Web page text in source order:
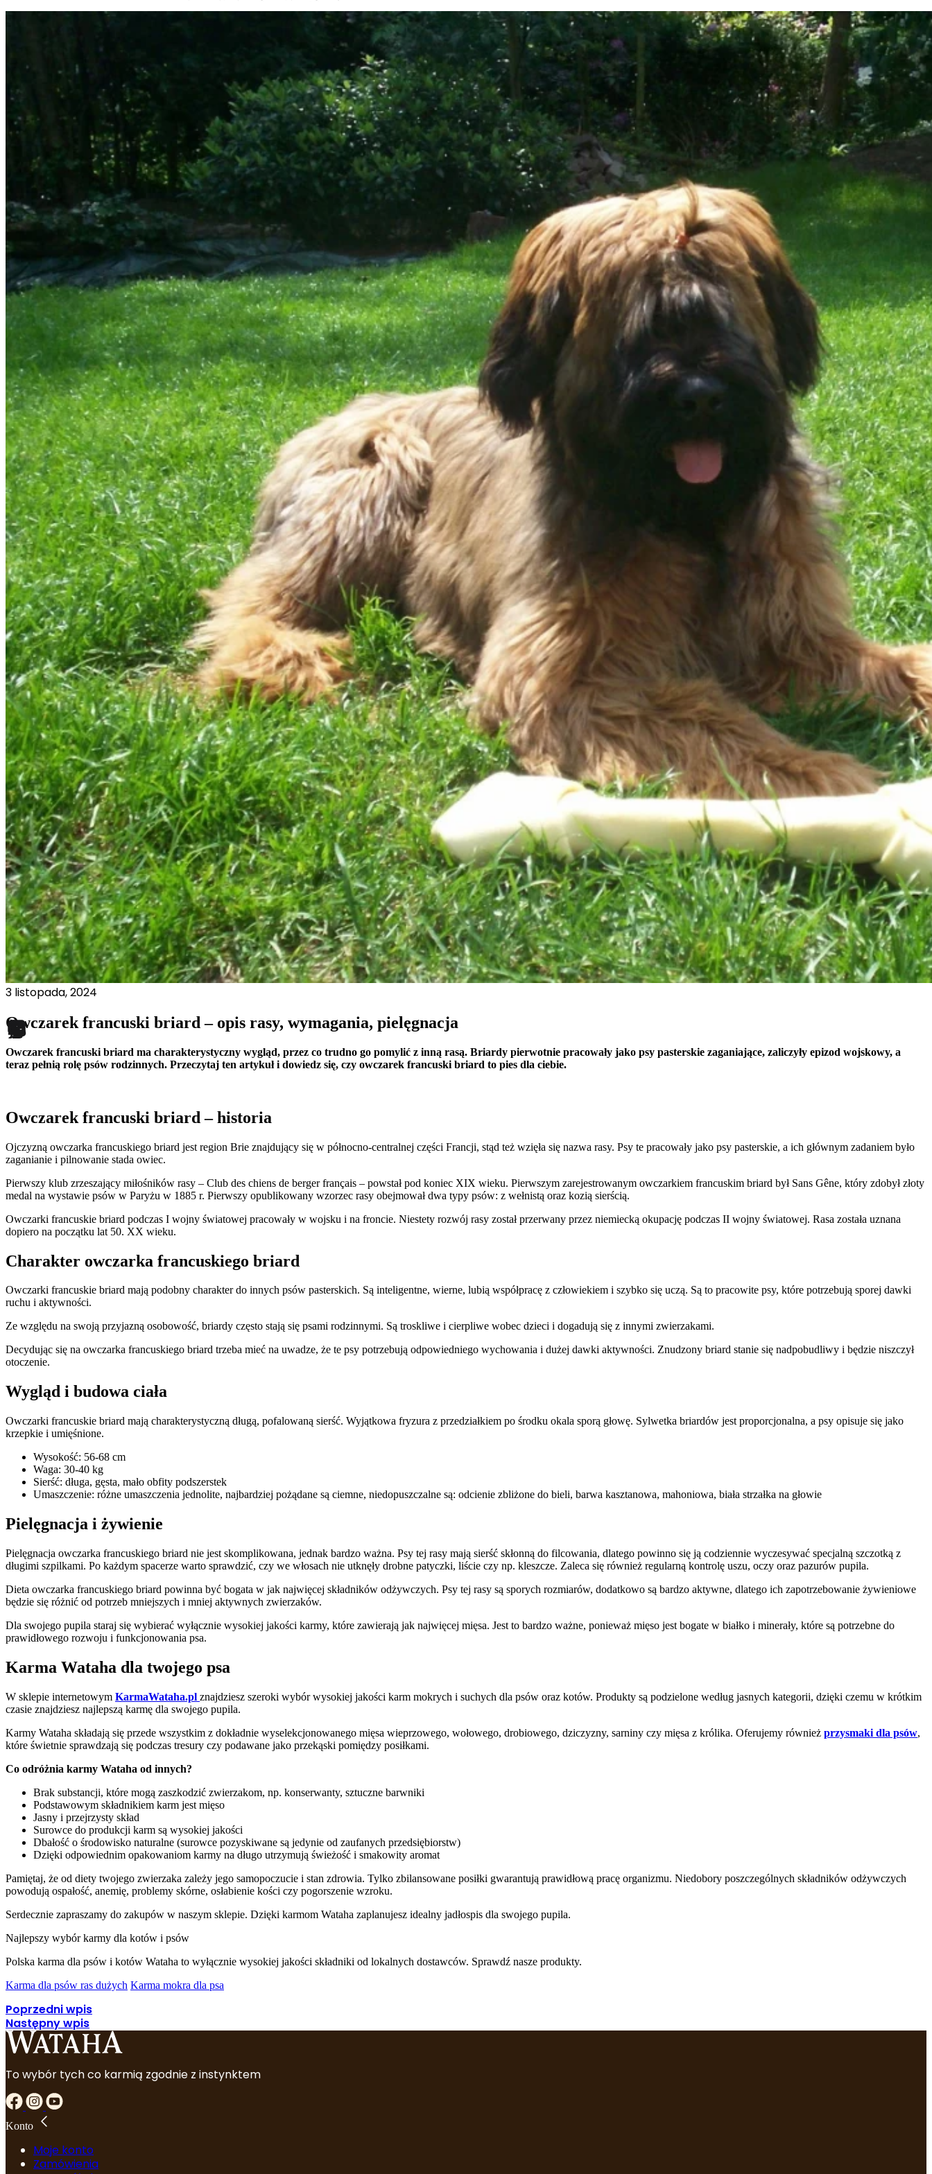
3 listopada, 2024
Owczarek francuski briard – opis rasy, wymagania, pielęgnacja
Owczarek francuski briard ma charakterystyczny wygląd, przez co trudno go pomylić z inną rasą. Briardy pierwotnie pracowały jako psy pasterskie zaganiające, zaliczyły epizod wojskowy, a
teraz pełnią rolę psów rodzinnych. Przeczytaj ten artykuł i dowiedz się, czy owczarek francuski briard to pies dla ciebie.
Owczarek francuski briard – historia
Ojczyzną owczarka francuskiego briard jest region Brie znajdujący się w północno-centralnej części Francji, stąd też wzięła się nazwa rasy. Psy te pracowały jako psy pasterskie, a ich głównym zadaniem było
zaganianie i pilnowanie stada owiec.
Pierwszy klub zrzeszający miłośników rasy – Club des chiens de berger français – powstał pod koniec XIX wieku. Pierwszym zarejestrowanym owczarkiem francuskim briard był Sans Gêne, który zdobył złoty
medal na wystawie psów w Paryżu w 1885 r. Pierwszy opublikowany wzorzec rasy obejmował dwa typy psów: z wełnistą oraz kozią sierścią.
Owczarki francuskie briard podczas I wojny światowej pracowały w wojsku i na froncie. Niestety rozwój rasy został przerwany przez niemiecką okupację podczas II wojny światowej. Rasa została uznana
dopiero na początku lat 50. XX wieku.
Charakter owczarka francuskiego briard
Owczarki francuskie briard mają podobny charakter do innych psów pasterskich. Są inteligentne, wierne, lubią współpracę z człowiekiem i szybko się uczą. Są to pracowite psy, które potrzebują sporej dawki
ruchu i aktywności.
Ze względu na swoją przyjazną osobowość, briardy często stają się psami rodzinnymi. Są troskliwe i cierpliwe wobec dzieci i dogadują się z innymi zwierzakami.
Decydując się na owczarka francuskiego briard trzeba mieć na uwadze, że te psy potrzebują odpowiedniego wychowania i dużej dawki aktywności. Znudzony briard stanie się nadpobudliwy i będzie niszczył
otoczenie.
Wygląd i budowa ciała
Owczarki francuskie briard mają charakterystyczną długą, pofalowaną sierść. Wyjątkowa fryzura z przedziałkiem po środku okala sporą głowę. Sylwetka briardów jest proporcjonalna, a psy opisuje się jako
krzepkie i umięśnione.
Wysokość: 56-68 cm
Waga: 30-40 kg
Sierść: długa, gęsta, mało obfity podszerstek
Umaszczenie: różne umaszczenia jednolite, najbardziej pożądane są ciemne, niedopuszczalne są: odcienie zbliżone do bieli, barwa kasztanowa, mahoniowa, biała strzałka na głowie
Pielęgnacja i żywienie
Pielęgnacja owczarka francuskiego briard nie jest skomplikowana, jednak bardzo ważna. Psy tej rasy mają sierść skłonną do filcowania, dlatego powinno się ją codziennie wyczesywać specjalną szczotką z
długimi szpilkami. Po każdym spacerze warto sprawdzić, czy we włosach nie utknęły drobne patyczki, liście czy np. kleszcze. Zaleca się również regularną kontrolę uszu, oczy oraz pazurów pupila.
Dieta owczarka francuskiego briard powinna być bogata w jak najwięcej składników odżywczych. Psy tej rasy są sporych rozmiarów, dodatkowo są bardzo aktywne, dlatego ich zapotrzebowanie żywieniowe
będzie się różnić od potrzeb mniejszych i mniej aktywnych zwierzaków.
Dla swojego pupila staraj się wybierać wyłącznie wysokiej jakości karmy, które zawierają jak najwięcej mięsa. Jest to bardzo ważne, ponieważ mięso jest bogate w białko i minerały, które są potrzebne do
prawidłowego rozwoju i funkcjonowania psa.
Karma Wataha dla twojego psa
W sklepie internetowym KarmaWataha.pl znajdziesz szeroki wybór wysokiej jakości karm mokrych i suchych dla psów oraz kotów. Produkty są podzielone według jasnych kategorii, dzięki czemu w krótkim
czasie znajdziesz najlepszą karmę dla swojego pupila.
Karmy Wataha składają się przede wszystkim z dokładnie wyselekcjonowanego mięsa wieprzowego, wołowego, drobiowego, dziczyzny, sarniny czy mięsa z królika. Oferujemy również przysmaki dla psów,
które świetnie sprawdzają się podczas tresury czy podawane jako przekąski pomiędzy posiłkami.
Co odróżnia karmy Wataha od innych?
Brak substancji, które mogą zaszkodzić zwierzakom, np. konserwanty, sztuczne barwniki
Podstawowym składnikiem karm jest mięso
Jasny i przejrzysty skład
Surowce do produkcji karm są wysokiej jakości
Dbałość o środowisko naturalne (surowce pozyskiwane są jedynie od zaufanych przedsiębiorstw)
Dzięki odpowiednim opakowaniom karmy na długo utrzymują świeżość i smakowity aromat
Pamiętaj, że od diety twojego zwierzaka zależy jego samopoczucie i stan zdrowia. Tylko zbilansowane posiłki gwarantują prawidłową pracę organizmu. Niedobory poszczególnych składników odżywczych
powodują ospałość, anemię, problemy skórne, osłabienie kości czy pogorszenie wzroku.
Serdecznie zapraszamy do zakupów w naszym sklepie. Dzięki karmom Wataha zaplanujesz idealny jadłospis dla swojego pupila.
Najlepszy wybór karmy dla kotów i psów
Polska karma dla psów i kotów Wataha to wyłącznie wysokiej jakości składniki od lokalnych dostawców. Sprawdź nasze produkty.
Karma dla psów ras dużych Karma mokra dla psa
Poprzedni wpis
Następny wpis
To wybór tych co karmią zgodnie z instynktem
Konto
Moje konto
Zamówienia
Wykorzystujemy pliki cookie do spersonalizowania treści i reklam, aby oferować funkcje społecznościowe i analizować ruch w naszej
witrynie. Informacje o tym, jak korzystasz z naszej witryny, udostępniamy partnerom społecznościowym, reklamowym i analitycznym.
Partnerzy mogą połączyć te informacje z innymi danymi otrzymanymi od Ciebie lub uzyskanymi podczas korzystania z ich usług.
Niezbędne
Niezbędne pliki cookie mają kluczowe znaczenie dla podstawowych funkcji witryny i witryna nie będzie działać w zamierzony sposób bez
nich. Te pliki cookie nie przechowują żadnych danych umożliwiających identyfikację osoby.
Preferencje
Statystyka
Statystyczne pliki cookie pomagają właścicielem stron internetowych zrozumieć, w jaki sposób różni użytkownicy zachowują się na stronie,
Marketing
istotne i interesujące dla poszczególnych użytkowników i tym samym bardziej cenne dla wydawców i reklamodawców strony trzeciej.
Nieklasyfikowane